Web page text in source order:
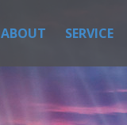
ABOUT SERVICE